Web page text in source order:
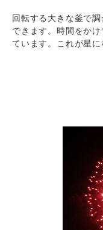
回転する大きな釜で
できます。時間をか
ています。これが星に